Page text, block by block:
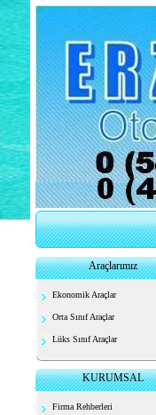
Araçlarımız
Ekonomik Araçlar
Orta Sınıf Araçlar
Lüks Sınıf Araçlar
KURUMSAL
Firma Rehberleri